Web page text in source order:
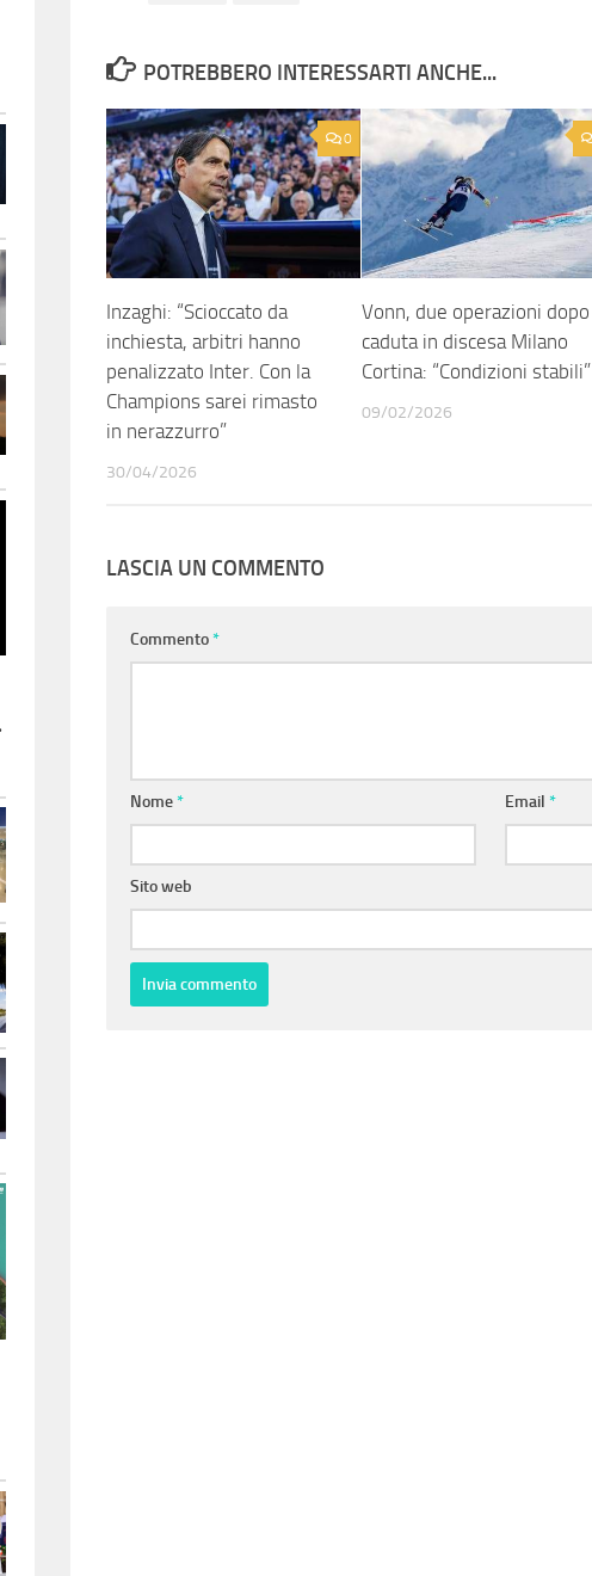
POTREBBERO INTERESSARTI ANCHE...
0
Inzaghi: “Scioccato da
inchiesta, arbitri hanno
penalizzato Inter. Con la
Champions sarei rimasto
in nerazzurro”
30/04/2026
Vonn, due operazioni dopo
caduta in discesa Milano
Cortina: “Condizioni stabili”
09/02/2026
LASCIA UN COMMENTO
Commento*
Nome* Email*
Sito web